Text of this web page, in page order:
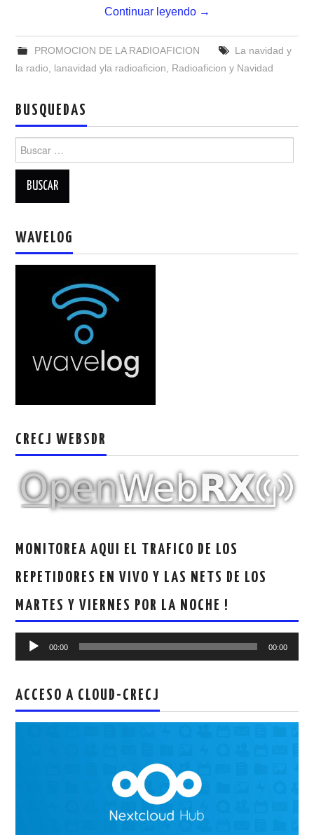
RADIOAFICIONADOS EN MEXICO
PROPAGACIÓN
SALÓN DE LA FAMA DEL CRECJ
SOLICITUD DE INGRESO
SOTA Y POTA
WAVELOG
AUTENTIFICACIÓN DE MIEMBROS DEL
Continuar leyendo →
PROMOCION DE LA RADIOAFICION
La navidad y
la radio, lanavidad yla radioaficion, Radioaficion y Navidad
BUSQUEDAS
Buscar:
WAVELOG
CRECJ WEBSDR
MONITOREA AQUI EL TRAFICO DE LOS
REPETIDORES EN VIVO Y LAS NETS DE LOS
MARTES Y VIERNES POR LA NOCHE !
Reproductor
00:00 00:00
ACCESO A CLOUD-CRECJ